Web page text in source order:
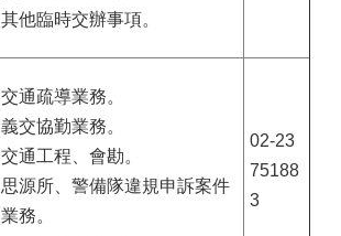
其他臨時交辦事項。
交通疏導業務。
義交協勤業務。
交通工程、會勘。
思源所、警備隊違規申訴案件
業務。
02-23
75188
3